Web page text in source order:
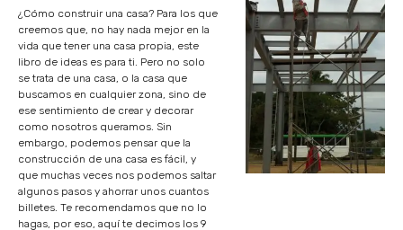
¿Cómo construir una casa? Para los que
creemos que, no hay nada mejor en la
vida que tener una casa propia, este
libro de ideas es para ti. Pero no solo
se trata de una casa, o la casa que
buscamos en cualquier zona, sino de
ese sentimiento de crear y decorar
como nosotros queramos. Sin
embargo, podemos pensar que la
construcción de una casa es fácil, y
que muchas veces nos podemos saltar
algunos pasos y ahorrar unos cuantos
billetes. Te recomendamos que no lo
hagas, por eso, aquí te decimos los 9